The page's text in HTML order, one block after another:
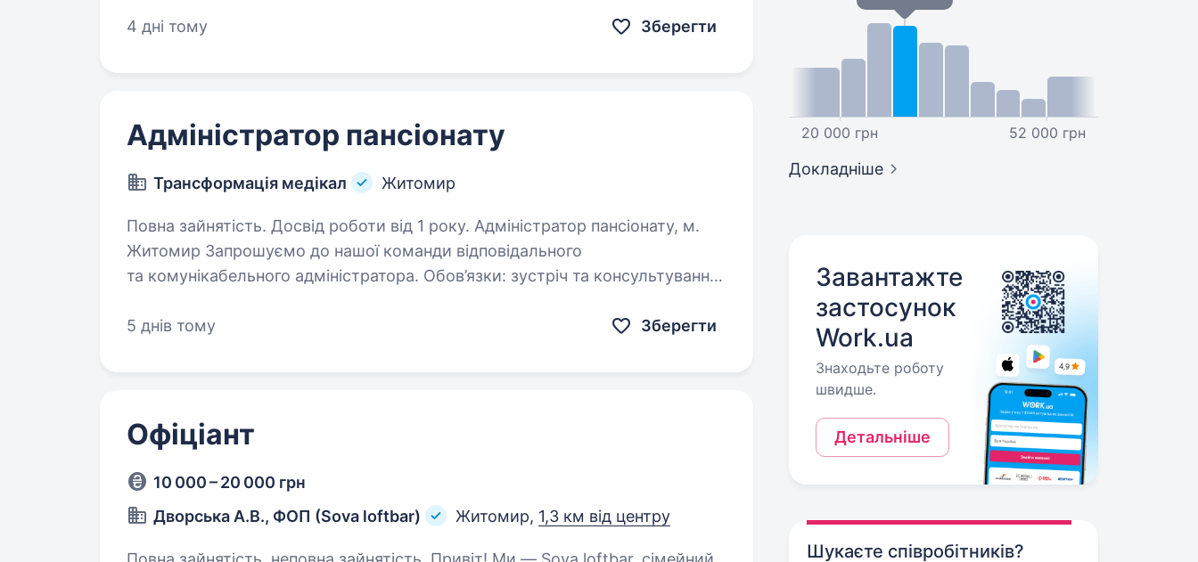
4 дні тому
Зберегти
Адміністратор пансіонату
Трансформація медікал Житомир
Повна зайнятість. Досвід роботи від 1 року. Адміністратор пансіонату, м.
Житомир Запрошуємо до нашої команди відповідального
та комунікабельного адміністратора. Обов’язки: зустріч та консультування
5 днів тому
Зберегти
Офіціант
10 000 – 20 000 грн
Дворська А.В., ФОП (Sova loftbar)
Житомир, 1,3 км від центру
20 000 грн 52 000 грн
Докладніше
Завантажте
застосунок
Work.ua
Знаходьте роботу
швидше.
Детальніше
Шукаєте співробітників?